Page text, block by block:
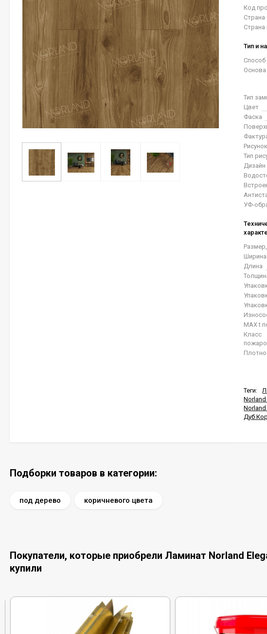
Код
Страна
Страна
Тип и
Способ
Основа
Тип
Цвет
Фаска
Рисунок
Тип
Дизайн
УФ-
Ширина
Длина
MAX t
Класс
Теги:
Norland
Norland
Дуб
Подборки товаров в категории:
под дерево коричневого цвета
Покупатели, которые приобрели Ламинат Norland
купили